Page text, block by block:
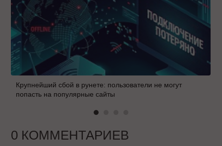
Крупнейший сбой в рунете: пользователи не могут
попасть на популярные сайты
0 КОММЕНТАРИЕВ